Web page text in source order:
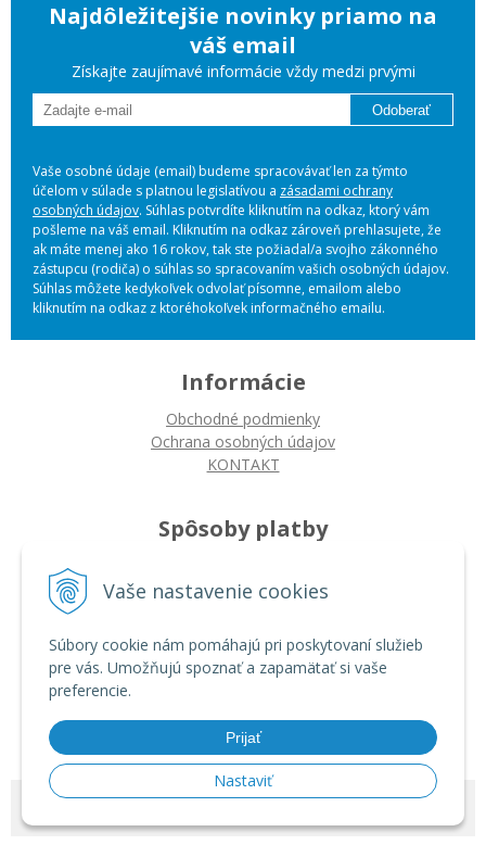
Vaše nastavenie cookies
Súbory cookie nám pomáhajú pri poskytovaní služieb
pre vás. Umožňujú spoznať a zapamätať si vaše
preferencie.
Prijať
Nastaviť
Najdôležitejšie novinky priamo na
váš email
Získajte zaujímavé informácie vždy medzi prvými
Odoberať
Vaše osobné údaje (email) budeme spracovávať len za týmto
účelom v súlade s platnou legislatívou a zásadami ochrany
osobných údajov. Súhlas potvrdíte kliknutím na odkaz, ktorý vám
pošleme na váš email. Kliknutím na odkaz zároveň prehlasujete, že
ak máte menej ako 16 rokov, tak ste požiadal/a svojho zákonného
zástupcu (rodiča) o súhlas so spracovaním vašich osobných údajov.
Súhlas môžete kedykoľvek odvolať písomne, emailom alebo
kliknutím na odkaz z ktoréhokoľvek informačného emailu.
Informácie
Obchodné podmienky
Ochrana osobných údajov
KONTAKT
Spôsoby platby
Platba bankovým prevodom
Ako nakupovať
Autorizované servisy
© 2026 ARDIN •tvorba eshopu cez UNIobchod,webhostingspoločnosti